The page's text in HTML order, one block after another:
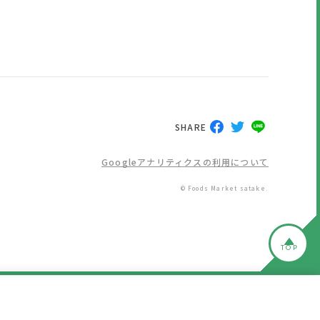
SHARE
Googleアナリティクスの利用について
© Foods Market satake.
TOP